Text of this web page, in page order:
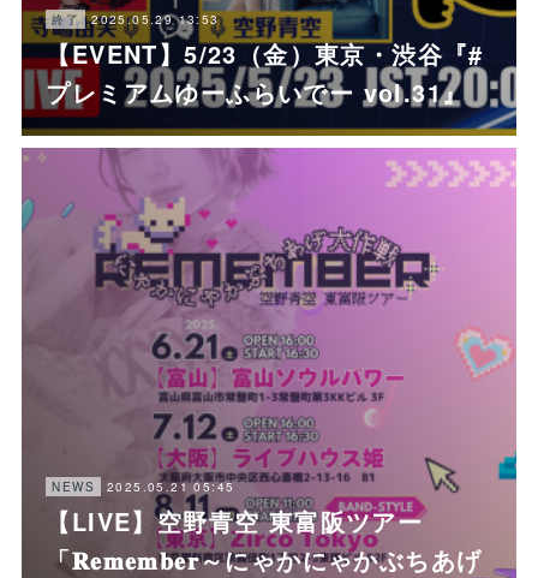
終了 2025.05.29 13:53
【EVENT】5/23（金）東京・渋谷『#
プレミアムゆーふらいでー vol.31』
NEWS 2025.05.21 05:45
【LIVE】空野青空 東富阪ツアー
「𝐑𝐞𝐦𝐞𝐦𝐛𝐞𝐫～にゃかにゃかぶちあげ